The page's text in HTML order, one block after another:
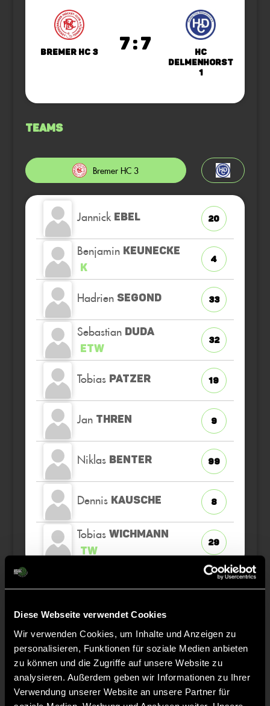
Diese Webseite verwendet Cookies
Wir verwenden Cookies, um Inhalte und Anzeigen zu
personalisieren, Funktionen für soziale Medien anbieten
zu können und die Zugriffe auf unsere Website zu
analysieren. Außerdem geben wir Informationen zu Ihrer
Verwendung unserer Website an unsere Partner für
Bremer HC 3 7 : 7
HC
Delmenhorst
1
Teams
Bremer HC 3
Jannick EBEL 20
Benjamin KEUNECKE
K
4
Hadrien SEGOND 33
Sebastian DUDA
ETW
32
Tobias PATZER 19
Jan THREN 9
Niklas BENTER 99
Dennis KAUSCHE 8
Tobias WICHMANN
TW
29
Staff
Santiago ARCEO